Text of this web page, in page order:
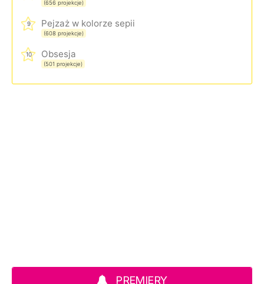
(656 projekcje)
9 Pejzaż w kolorze sepii
(608 projekcje)
10 Obsesja
(501 projekcje)
PREMIERY